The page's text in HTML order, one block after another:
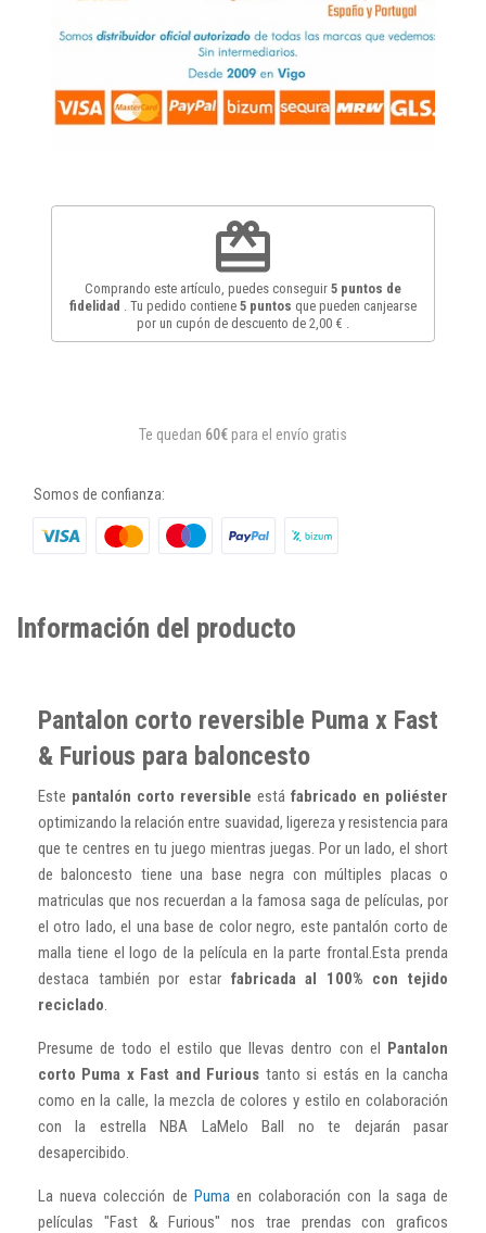
redeem
Comprando este artículo, puedes conseguir 5 puntos de
fidelidad
. Tu pedido contiene 5 puntos que pueden canjearse
por un cupón de descuento de 2,00 €
Te quedan 60€ para el envío gratis
Somos de confianza:
Información del producto
Pantalon corto reversible Puma x Fast
& Furious para baloncesto
Este pantalón corto reversible está fabricado en poliéster
optimizando la relación entre suavidad, ligereza y resistencia para
que te centres en tu juego mientras juegas. Por un lado, el short
de baloncesto tiene una base negra con múltiples placas o
matriculas que nos recuerdan a la famosa saga de películas, por
el otro lado, el una base de color negro, este pantalón corto de
malla tiene el logo de la película en la parte frontal.Esta prenda
destaca también por estar fabricada al 100% con tejido
reciclado.
Presume de todo el estilo que llevas dentro con el Pantalon
corto Puma x Fast and Furious tanto si estás en la cancha
como en la calle, la mezcla de colores y estilo en colaboración
con la estrella NBA LaMelo Ball no te dejarán pasar
desapercibido.
La nueva colección de Pumaen colaboración con la saga de
películas "Fast & Furious" nos trae prendas con graficos